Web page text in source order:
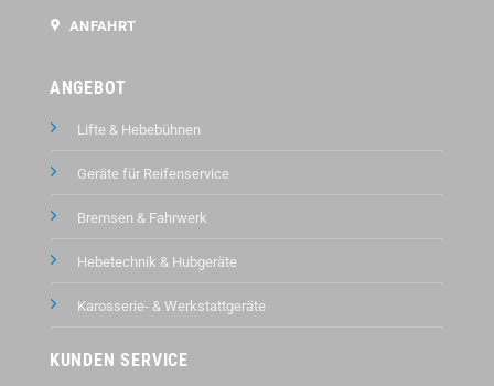
ANFAHRT
ANGEBOT
Lifte & Hebebühnen
Geräte für Reifenservice
Bremsen & Fahrwerk
Hebetechnik & Hubgeräte
Karosserie- & Werkstattgeräte
KUNDEN SERVICE